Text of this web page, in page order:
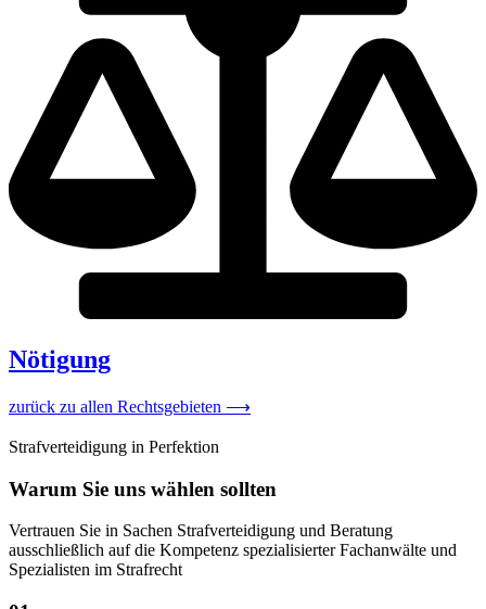
Nötigung
zurück zu allen Rechtsgebieten ⟶
Strafverteidigung in Perfektion
Warum Sie uns wählen sollten
Vertrauen Sie in Sachen Strafverteidigung und Beratung
ausschließlich auf die Kompetenz spezialisierter Fachanwälte und
Spezialisten im Strafrecht